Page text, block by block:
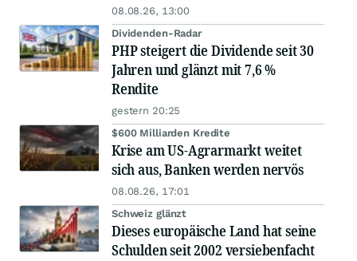
08.08.26, 13:00
Dividenden-Radar
PHP steigert die Dividende seit 30
Jahren und glänzt mit 7,6 %
Rendite
gestern 20:25
$600 Milliarden Kredite
Krise am US-Agrarmarkt weitet
sich aus, Banken werden nervös
08.08.26, 17:01
Schweiz glänzt
Dieses europäische Land hat seine
Schulden seit 2002 versiebenfacht